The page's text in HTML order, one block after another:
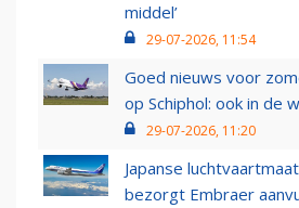
middel’
29-07-2026, 11:54
Goed nieuws voor
op Schiphol: ook in de
29-07-2026, 11:20
Japanse
bezorgt Embraer